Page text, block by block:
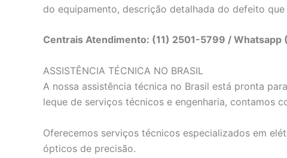
do equipamento, descrição detalhada do defeito
Centrais Atendimento: (11) 2501-5799 / Whatsapp
ASSISTÊNCIA TÉCNICA NO BRASIL
A nossa assistência técnica no Brasil está pronta
leque de serviços técnicos e engenharia, contamos
Oferecemos serviços técnicos especializados em
ópticos de precisão.